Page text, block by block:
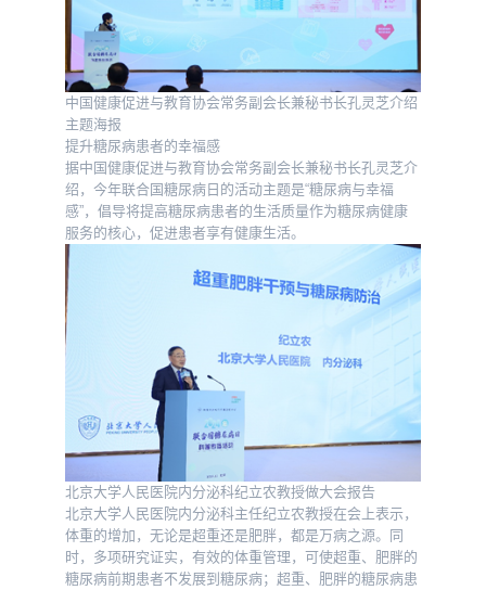
中国健康促进与教育协会常务副会长兼秘书长孔灵芝介绍
主题海报
提升糖尿病患者的幸福感
据中国健康促进与教育协会常务副会长兼秘书长孔灵芝介
绍，今年联合国糖尿病日的活动主题是“糖尿病与幸福
感”，倡导将提高糖尿病患者的生活质量作为糖尿病健康
服务的核心，促进患者享有健康生活。
北京大学人民医院内分泌科纪立农教授做大会报告
北京大学人民医院内分泌科主任纪立农教授在会上表示，
体重的增加，无论是超重还是肥胖，都是万病之源。同
时，多项研究证实，有效的体重管理，可使超重、肥胖的
糖尿病前期患者不发展到糖尿病；超重、肥胖的糖尿病患